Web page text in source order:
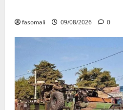
fasomali 09/08/2026 0